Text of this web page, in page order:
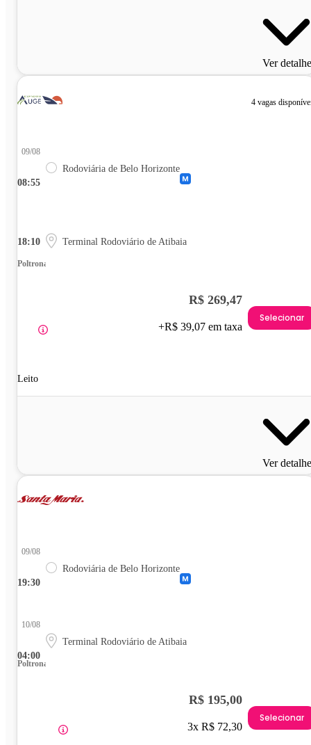
Ver
4 vagas
08:55
09/08
Rodoviária de Belo Horizonte
18:10 Terminal Rodoviário de Atibaia
Poltrona
Leito
R$ 269,47
+R$ 39,07 em taxa
Selecionar
Ver
19:30
09/08
Rodoviária de Belo Horizonte
04:00
10/08
Terminal Rodoviário de Atibaia
Poltrona
R$ 195,00
3x R$ 72,30
Selecionar